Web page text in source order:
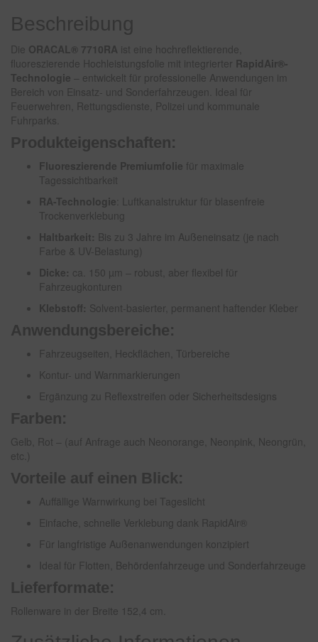
Beschreibung
Die ORACAL® 7710RA ist eine hochreflektierende,
fluoreszierende Hochleistungsfolie mit integrierter RapidAir®-
Technologie – entwickelt für professionelle Anwendungen im
Bereich von Einsatz- und Sonderfahrzeugen. Ideal für
Feuerwehren, Rettungsdienste, Polizei und kommunale
Fuhrparks.
Produkteigenschaften:
Fluoreszierende Premiumfolie für maximale
Tagessichtbarkeit
RA-Technologie : Luftkanalstruktur für blasenfreie
Trockenverklebung
Haltbarkeit: Bis zu 3 Jahre im Außeneinsatz (je nach
Farbe & UV-Belastung)
Dicke: ca. 150 µm – robust, aber flexibel für
Fahrzeugkonturen
Klebstoff: Solvent-basierter, permanent haftender Kleber
Anwendungsbereiche:
Fahrzeugseiten, Heckflächen, Türbereiche
Kontur- und Warnmarkierungen
Ergänzung zu Reflexstreifen oder Sicherheitsdesigns
Farben:
Gelb, Rot – (auf Anfrage auch Neonorange, Neonpink, Neongrün,
etc.)
Vorteile auf einen Blick:
Auffällige Warnwirkung bei Tageslicht
Einfache, schnelle Verklebung dank RapidAir®
Für langfristige Außenanwendungen konzipiert
Ideal für Flotten, Behördenfahrzeuge und Sonderfahrzeuge
Lieferformate:
Rollenware in der Breite 152,4 cm.